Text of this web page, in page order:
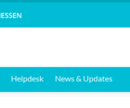
Helpdesk News & Updates